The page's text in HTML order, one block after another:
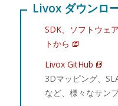
Livox ダウンロ
SDK、ソフトウェ
トから
Livox GitHub
3Dマッピング、
など、様々なサン